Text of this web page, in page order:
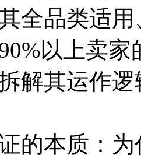
品类适用
以上卖家
解其运作
的本质：